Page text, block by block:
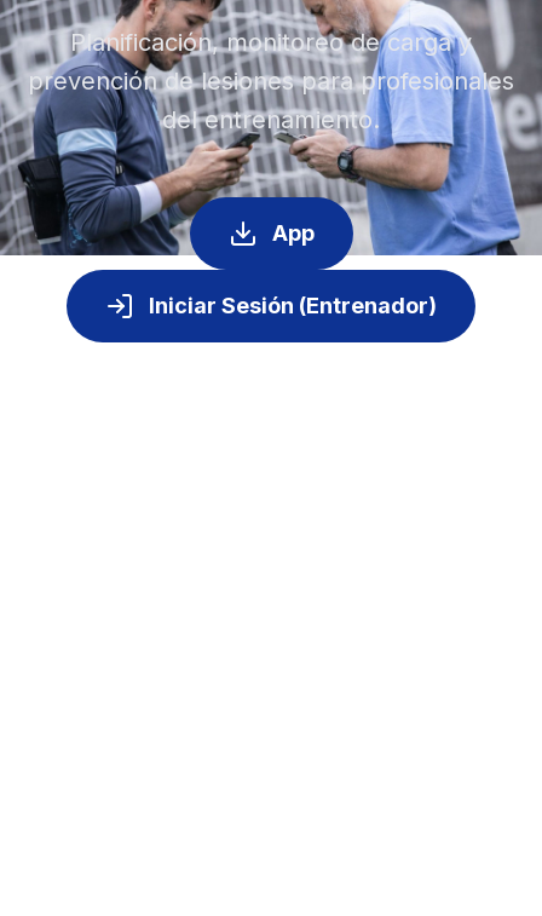
Planificación, monitoreo de carga y
prevención de lesiones para profesionales
del entrenamiento.
App
Iniciar Sesión (Entrenador)